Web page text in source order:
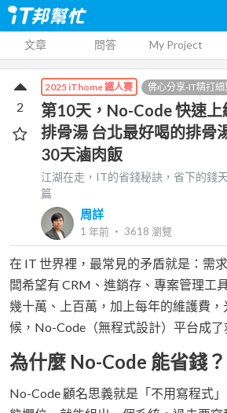
文章 問答 My Project
2025 iThome 鐵人賽 佛心分享-IT精打細
第10天，No-Code 快速上
排骨湯 台北最好喝的排骨
30天滷肉飯
江湖在走，IT的省錢秘訣，省下的錢
篇
周詳
1 年前 ‧ 3618 瀏覽
2
在 IT 世界裡，最常見的矛盾就是：需
闆希望有 CRM、進銷存、專案管理工
幾十萬、上百萬，加上每年的維護費
候，No-Code（無程式設計）平台成了
為什麼 No-Code 能省錢？
No-Code 顧名思義就是「不用寫程式